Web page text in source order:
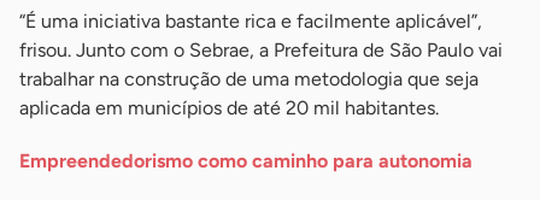
“É uma iniciativa bastante rica e facilmente aplicável”,
frisou. Junto com o Sebrae, a Prefeitura de São Paulo vai
trabalhar na construção de uma metodologia que seja
aplicada em municípios de até 20 mil habitantes.
Empreendedorismo como caminho para autonomia